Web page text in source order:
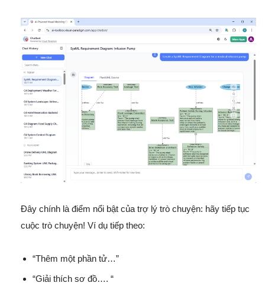
Đây chính là điểm nổi bật của trợ lý trò chuyện: hãy tiếp tục
cuộc trò chuyện! Ví dụ tiếp theo:
“Thêm một phần tử…”
“Giải thích sơ đồ…. “